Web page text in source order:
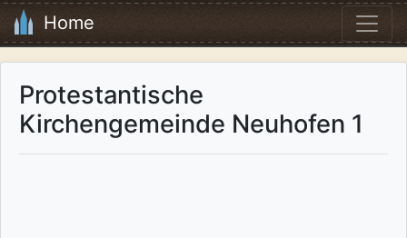
Home
Protestantische
Kirchengemeinde Neuhofen 1